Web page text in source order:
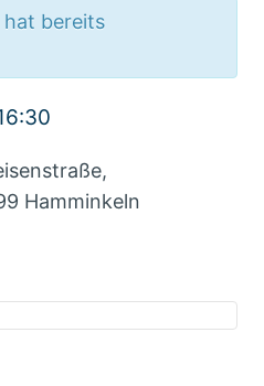
hat bereits
Hamminkeln